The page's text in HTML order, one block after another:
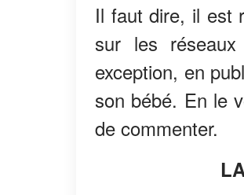
Il faut dire, il est
sur les
exception, en
son bébé. En le
de commenter.